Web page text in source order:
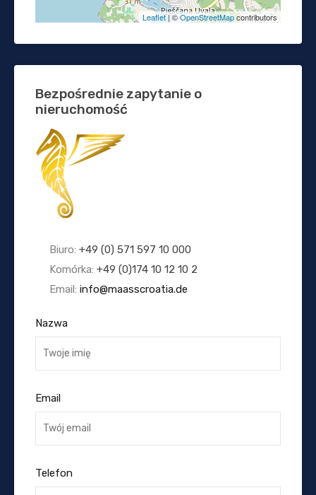
Leaflet| ©OpenStreetMapcontributors
Bezpośrednie zapytanie o
nieruchomość
Biuro: +49 (0) 571 597 10 000
Komórka: +49 (0)174 10 12 10 2
Email: info@maasscroatia.de
Nazwa
Email
Telefon